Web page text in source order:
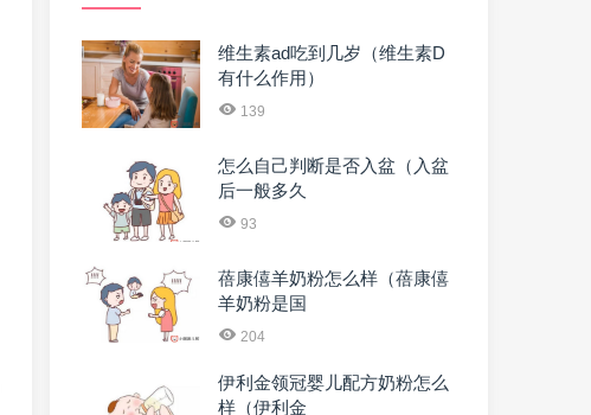
维生素ad吃到几岁（维生素D
有什么作用）
139
怎么自己判断是否入盆（入盆
后一般多久
93
蓓康僖羊奶粉怎么样（蓓康僖
羊奶粉是国
204
伊利金领冠婴儿配方奶粉怎么
样（伊利金